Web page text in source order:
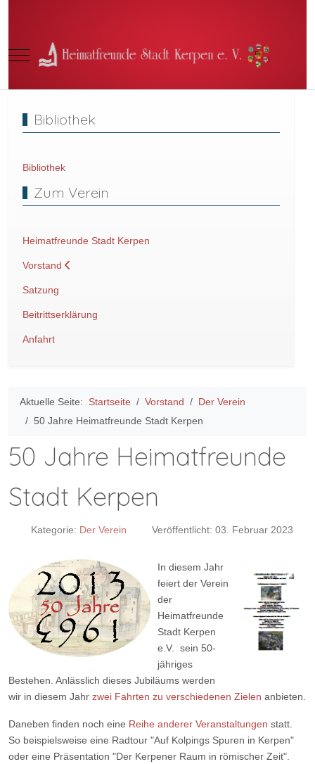
Mobile Menu Toggle
Bibliothek
Bibliothek
Zum Verein
Heimatfreunde Stadt Kerpen
Vorstand
Satzung
Beitrittserklärung
Anfahrt
Aktuelle Seite: Startseite Vorstand
Der Verein
50 Jahre Heimatfreunde Stadt Kerpen
50 Jahre Heimatfreunde
Stadt Kerpen
Kategorie: Der Verein Veröffentlicht: 03. Februar 2023
In diesem Jahr
feiert der Verein
der
Heimatfreunde
Stadt Kerpen
e.V. sein 50-
jähriges
Bestehen. Anlässlich dieses Jubiläums werden
wir in diesem Jahr zwei Fahrten zu verschiedenen Zielen anbieten.
Daneben finden noch eine Reihe anderer Veranstaltungen statt.
So beispielsweise eine Radtour "Auf Kolpings Spuren in Kerpen"
oder eine Präsentation "Der Kerpener Raum in römischer Zeit".